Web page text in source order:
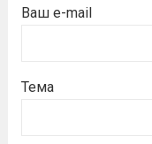
Ваш e-mail
Тема